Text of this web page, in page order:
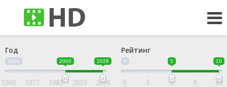
Год
1960 2000 2026
1960 1977 1993 2010 2026
Рейтинг
0 5 10
0 3 5 8 10